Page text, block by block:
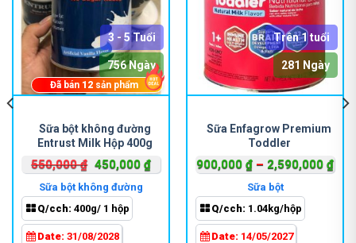
Sữa bột không đường
Entrust Milk Hộp 400g
550,000₫ Giá
gốc
là:
550,000 ₫.
450,000 ₫Giá
450,000 ₫.
Sữa bột không đường
Q/cch: 400g/ 1 hộp
Date: 31/08/2028
3 - 5 Tuổi
756 Ngày
Đã bán 12sản phẩm
Sữa Enfagrow Premium
Toddler
900,000 ₫ – 2,590,000 ₫
Sữa bột
Q/cch: 1.04kg/hộp
Date: 14/05/2027
Trên 1 tuổi
281 Ngày
phẩm
này
có
nhiều
biến
thể.
Các
₫.